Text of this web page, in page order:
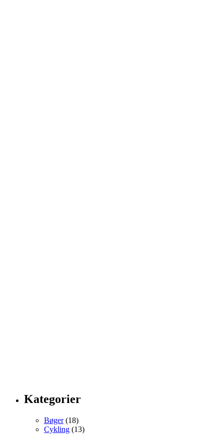
Kategorier
Bøger(18)
Cykling (13)